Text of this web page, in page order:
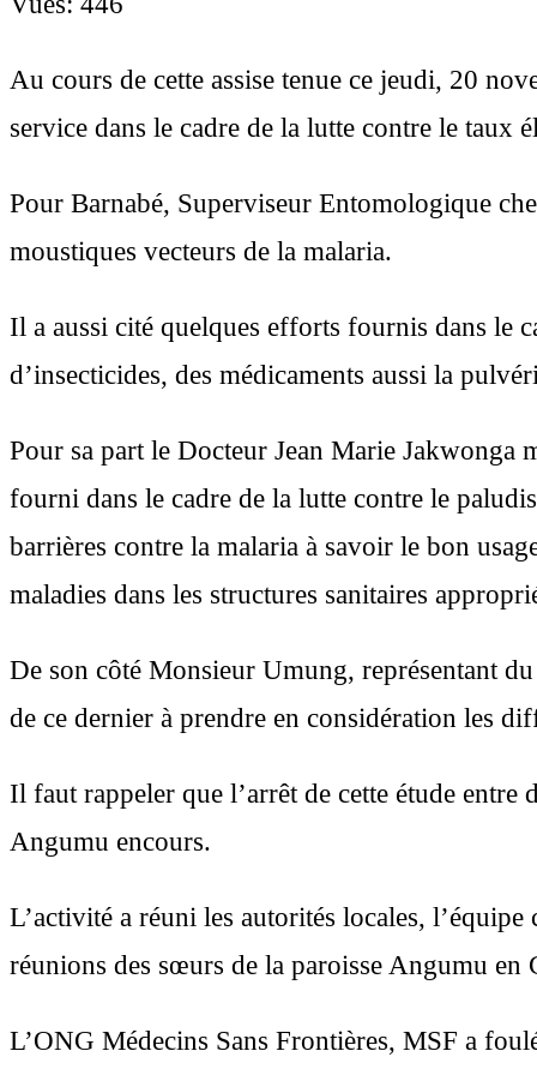
Au cours de cette assise tenue ce jeudi, 20
service dans le cadre de la lutte contre le taux
Pour Barnabé, Superviseur Entomologique
moustiques vecteurs de la malaria.
Il a aussi cité quelques efforts fournis dans le
d’insecticides, des médicaments aussi la
Pour sa part le Docteur Jean Marie Jakwonga
fourni dans le cadre de la lutte contre le
barrières contre la malaria à savoir le bon
maladies dans les structures sanitaires
De son côté Monsieur Umung, représentant
de ce dernier à prendre en considération les
Il faut rappeler que l’arrêt de cette étude entre
Angumu encours.
L’activité a réuni les autorités locales,
réunions des sœurs de la paroisse Angumu en
L’ONG Médecins Sans Frontières, MSF a